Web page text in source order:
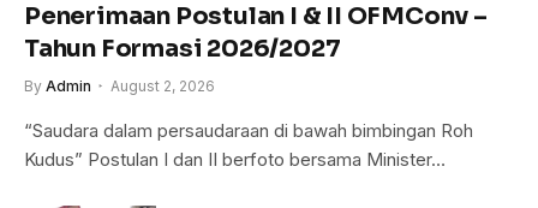
Penerimaan Postulan I & II OFMConv –
Tahun Formasi 2026/2027
By Admin August 2, 2026
“Saudara dalam persaudaraan di bawah bimbingan Roh
Kudus” Postulan I dan II berfoto bersama Minister…